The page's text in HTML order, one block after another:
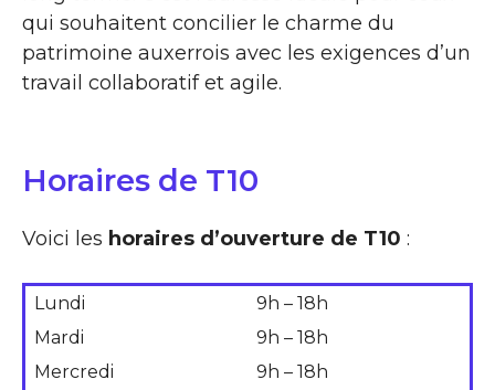
qui souhaitent concilier le charme du
patrimoine auxerrois avec les exigences d’un
travail collaboratif et agile.
Horaires de T10
Voici les horaires d’ouverture de T10 :
Lundi
9h – 18h
Mardi
9h – 18h
Mercredi
9h – 18h